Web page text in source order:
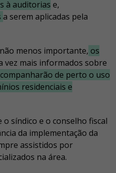
à auditorias e,
a serem aplicadas pela
menos importante, os
vez mais informados sobre
de perto o uso
residenciais e
síndico e o conselho fiscal
da implementação da
assistidos por
na área.